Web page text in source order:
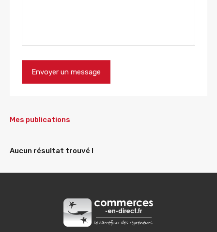
Mes publications
Aucun résultat trouvé !